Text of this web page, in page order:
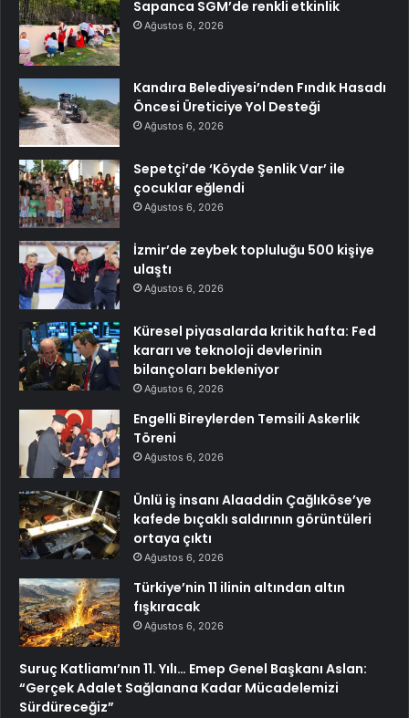
Sapanca SGM’de renkli etkinlik
Ağustos 6, 2026
Kandıra Belediyesi’nden Fındık Hasadı
Öncesi Üreticiye Yol Desteği
Ağustos 6, 2026
Sepetçi’de ‘Köyde Şenlik Var’ ile
çocuklar eğlendi
Ağustos 6, 2026
İzmir’de zeybek topluluğu 500 kişiye
ulaştı
Ağustos 6, 2026
Küresel piyasalarda kritik hafta: Fed
kararı ve teknoloji devlerinin
bilançoları bekleniyor
Ağustos 6, 2026
Engelli Bireylerden Temsili Askerlik
Töreni
Ağustos 6, 2026
Ünlü iş insanı Alaaddin Çağlıköse’ye
kafede bıçaklı saldırının görüntüleri
ortaya çıktı
Ağustos 6, 2026
Türkiye’nin 11 ilinin altından altın
fışkıracak
Ağustos 6, 2026
Suruç Katliamı’nın 11. Yılı… Emep Genel Başkanı Aslan:
“Gerçek Adalet Sağlanana Kadar Mücadelemizi
Sürdüreceğiz”